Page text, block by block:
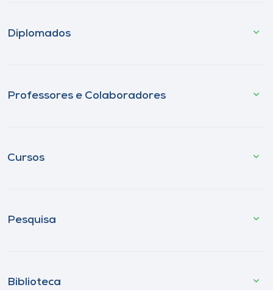
Diplomados
Professores e Colaboradores
Cursos
Pesquisa
Biblioteca